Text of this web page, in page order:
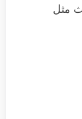
مثل